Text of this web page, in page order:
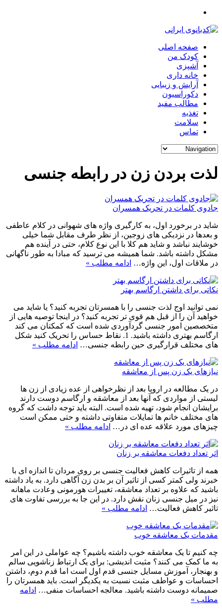
صفحه اصلی
کودک من
آشپزی
خانه داری
آرایش و زیبایی
دکوراسیون
مطالب مفید
تغذیه
سلامت
تماس
لذت بردن زن در رابطه جنسی
جادوی کلمات در تحریک همسران
شاید در برخورد اول، به کارگیری واژه های شهوانی در کلام عاطفی
و بعدها در نزدیکی های زوجین، از نظر طرف مقابل شما خیلی
خوشایند نباشد و شاید هم کلا با این نوع کلام، حتی در آینده هم
مشکل داشته باشد. شما همیشه می ترسید که مبادا به طور ناگهانی
در ملاقات اول، این واژه… ادامه مطلب »
نکاتی برای داشتن ارگاسم بهتر
نمی توانید اوج لذت جنسی را با همسرتان تجربه کنید؟ یا شاید می
خواهید آن را از قبل هم قوی تر تجربه کنید؟ در اینجا توصیه هایی از
متخصصین امور جنسی گردآوردی شده است که کمکتان می کند
ارگاسم بهتری داشته باشید. 1. نقاط حساس را تحریک کنید شکل
های مختلف قرارگیری حین رابطه جنسی… ادامه مطلب »
نیازهای یک زن پس از معاشقه
در یک مطالعه در اروپا بعد از نظرخواهی از عده زیادی از زن ها
لیستی از مواردی که آنها بعد از معاشقه و ارگاسم دوست دارند
برایشان انجام شود، تهیه شده است. البته باید توجه داشت که گروه
های مختلف خانم ها تمایلات متفاوتی داشته و حتی ممکن است
چیزهای مورد علاقه عده ای در… ادامه مطلب »
اثر تعداد دفعات معاشقه بر زنان
همه از تاثیرات کاهش فعالیت جنسی بر روی مردان تا اندازه ای با
خبرند ولی کمتر کسی از تاثیر آن بر بدن زن آگاهی دارد. به یاد داشته
باشید که علاوه بر تعداد معاشقه، تغییرات هورمونی وعادت ماهانه
نیز در میل جنسی زنان نقش دارد. در این جا به بررسی تفاوت های
تاثیر کاهش فعالیت… ادامه مطلب »
مقدمات یک معاشقه خوب
چه کنیم تا یک معاشقه خوب داشته باشیم؟ چه عواملی در این امر
به ما کمک می کنند؟ مثبت اندیشی: برای یک ارتباط زناشویی سالم
و بهنجار، آموزش مسایل جنسی قدم اول است اما قدم دوم، داشتن
احساسات و عواطف مثبت نسبت به یکدیگر است. باید همسرتان را
صمیمانه دوست داشته باشید. معالجه احساسات منفی… ادامه
مطلب »